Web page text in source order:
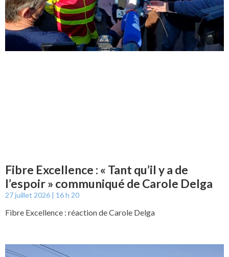
Fibre Excellence : « Tant qu’il y a de
l’espoir » communiqué de Carole Delga
27 juillet 2026 16 h 20
Fibre Excellence : réaction de Carole Delga